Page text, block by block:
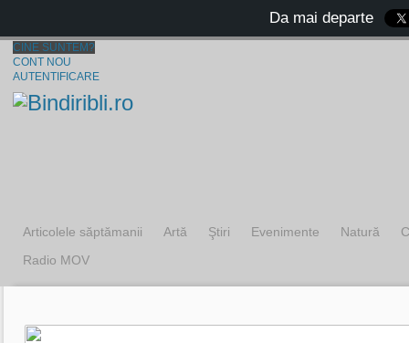
CINE SUNTEM?
CONT NOU
AUTENTIFICARE
Articolele săptămanii Artă Ştiri Evenimente Natură
Radio MOV
Da mai departe